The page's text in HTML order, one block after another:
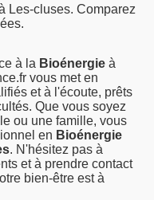
Les-cluses. Comparez
à la Bioénergie à
vous met en
et à l'écoute, prêts
Que vous soyez
ou une famille, vous
en Bioénergie
. N'hésitez pas à
et à prendre contact
bien-être est à